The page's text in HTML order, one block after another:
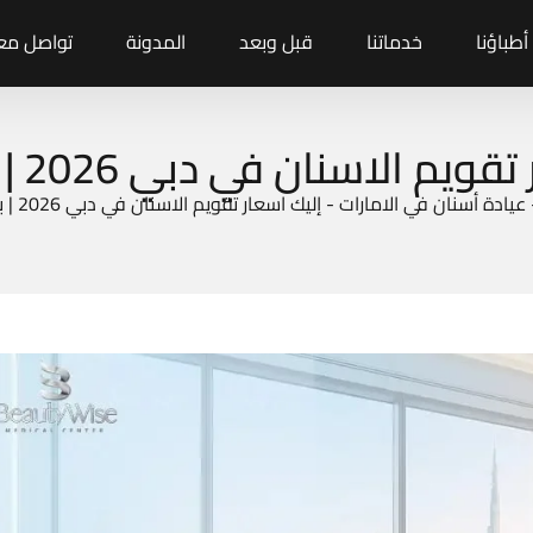
أطباؤنا خدماتنا قبل وبعد المدونة تواصل
الاسنان في دبي 2026 | بيوتي وايز
عيادة أسنان في الامارات-إليك اسعار تقويم الاسنان في دبي 2026 | بيوتي وايز